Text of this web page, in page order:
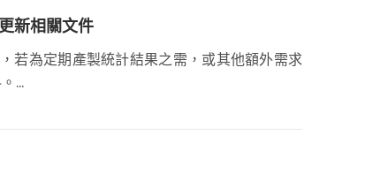
新相關文件
若為定期產製統計結果之需，或其他額外需求
...